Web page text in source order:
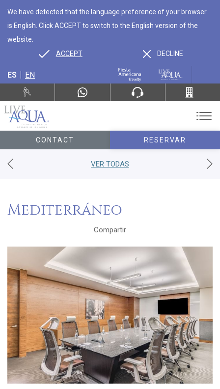
ES EN
CONTACT RESERVAR
We have detected that the language preference of your browser
is English. Click ACCEPT to switch to the English version of the
website.
ACCEPT
DECLINE
VER TODAS
Mediterráneo
Compartir